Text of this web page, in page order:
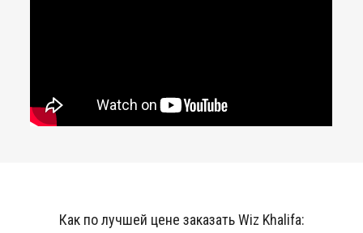
Как по лучшей цене заказать Wiz Khalifa: